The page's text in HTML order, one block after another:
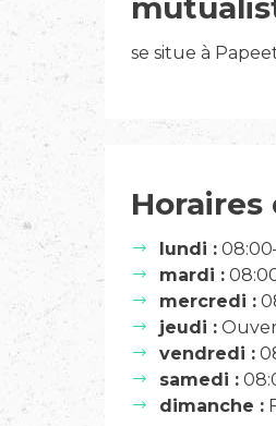
se situe à
lundi :
mardi :
mercredi :
jeudi :
vendredi :
samedi :
dimanche :